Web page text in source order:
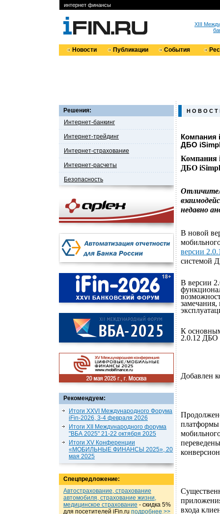
интернет финансы
XIII
Новости Публикации События
Решения:
Интернет-банкинг
Интернет-трейдинг
Интернет-страхование
Интернет-расчеты
Безопасность
Рекомендуем:
Итоги XXVI Международного Форума
iFin-2026, 3-4 февраля 2026
Итоги XII Международного форума
"ВБА 2025" 21-22 октября 2025
Итоги XV Конференции
«МОБИЛЬНЫЕ ФИНАНСЫ 2025», 20
мая 2025
Спецпредложение:
Автострахование, страхование
автомобиля, страхование жизни,
медицинское страхование - cкидка 5%
для посетителей iFin.ru подробнеe >>
Н О В О С Т
Компания
ДБО
Компания
ДБО
недавно
В новой
версии
системой
В версии
замечания,
К
2.0.12 ДБО
Добавлен
платформы
входа